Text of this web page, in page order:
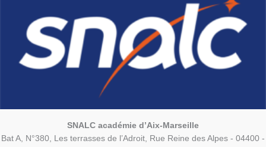
SNALC académie d’Aix-Marseille
Bat A, N°380, Les terrasses de l’Adroit, Rue Reine des Alpes - 04400 -